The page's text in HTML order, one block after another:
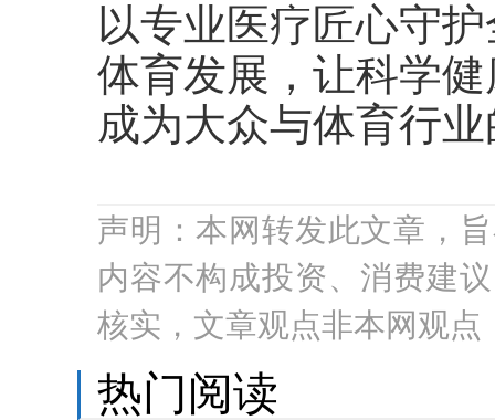
以专业医疗匠心守
体育发展，让科学
成为大众与体育行
声明：本网转发此文章，
内容不构成投资、消费建
核实，文章观点非本网观点
热门阅读